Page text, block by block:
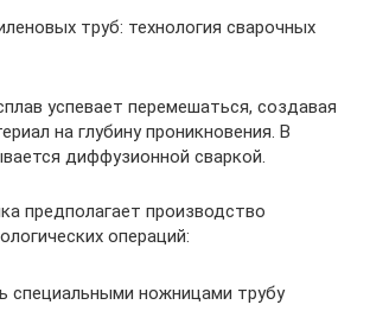
труб: технология сварочных
успевает перемешаться, создавая
на глубину проникновения. В
диффузионной сваркой.
предполагает производство
операций:
специальными ножницами трубу